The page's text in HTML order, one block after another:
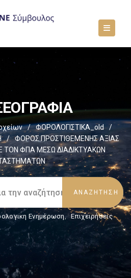
/ ΦΟΡΟΛΟΓΙΣΤΙΚΑ_old
/
/
ΦΟΡΟΣ ΠΡΟΣΤΙΘΕΜΕΝΗΣ ΑΞΙΑΣ
ΦΠΑ ΜΕΣΩ ΔΙΑΔΙΚΤΥΑΚΩΝ
Ενημέρωση, Επιχειρήσεις